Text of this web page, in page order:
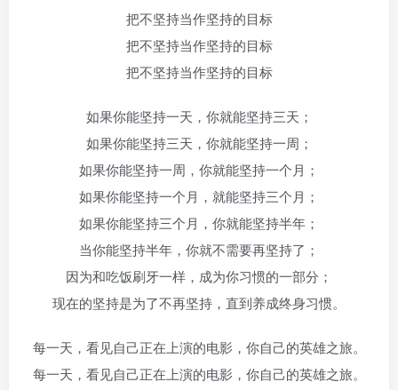
把不坚持当作坚持的目标
把不坚持当作坚持的目标
把不坚持当作坚持的目标
如果你能坚持一天，你就能坚持三天；
如果你能坚持三天，你就能坚持一周；
如果你能坚持一周，你就能坚持一个月；
如果你能坚持一个月，就能坚持三个月；
如果你能坚持三个月，你就能坚持半年；
当你能坚持半年，你就不需要再坚持了；
因为和吃饭刷牙一样，成为你习惯的一部分；
现在的坚持是为了不再坚持，直到养成终身习惯。
每一天，看见自己正在上演的电影，你自己的英雄之旅。
每一天，看见自己正在上演的电影，你自己的英雄之旅。